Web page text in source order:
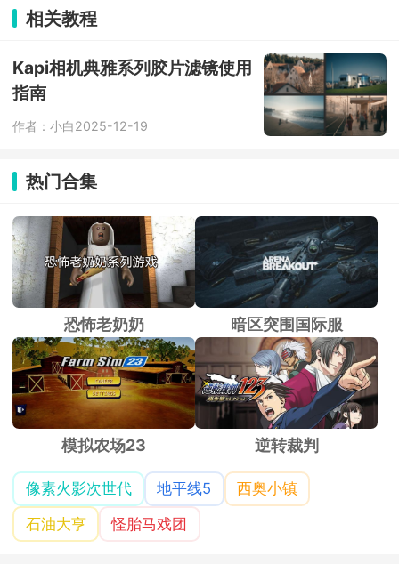
还可以尝试写简单图形项目。想要扩展
功能直接一键安装各类代码库，还自带
相关教程
Kapi相机典雅系列胶片滤镜使用
指南
作者：小白2025-12-19
热门合集
恐怖老奶奶 暗区突围国际服
模拟农场23 逆转裁判
像素火影次世代 地平线5
西奥小镇
石油大亨
怪胎马戏团